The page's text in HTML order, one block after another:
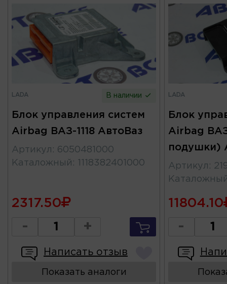
LADA В наличии
Блок управления систем
Airbag ВАЗ-1118 АвтоВаз
Артикул : 6050481000
Каталожный : 1118382401000
2317.50
- +
Написать отзыв
Показать аналоги
LADA
Блок
Airbag
подушки)
Артикул :
11804.10
-